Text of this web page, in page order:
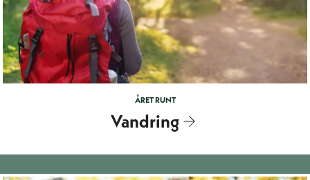
ÅRET RUNT
Vandring